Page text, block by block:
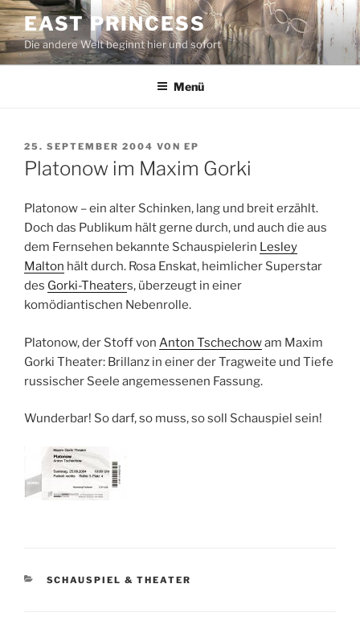
Zum
Inhalt
springen
EAST PRINCESS
Die andere Welt beginnt hier und sofort
Menü
VERÖFFENTLICHT
AM
25. SEPTEMBER 2004 VON EP
Platonow im Maxim Gorki
Platonow – ein alter Schinken, lang und breit erzählt.
Doch das Publikum hält gerne durch, und auch die aus
dem Fernsehen bekannte Schauspielerin Lesley
Malton hält durch. Rosa Enskat, heimlicher Superstar
des Gorki-Theaters, überzeugt in einer
komödiantischen Nebenrolle.
Platonow, der Stoff von Anton Tschechowam Maxim
Gorki Theater: Brillanz in einer der Tragweite und Tiefe
russischer Seele angemessenen Fassung.
Wunderbar! So darf, so muss, so soll Schauspiel sein!
KATEGORIEN
SCHAUSPIEL & THEATER